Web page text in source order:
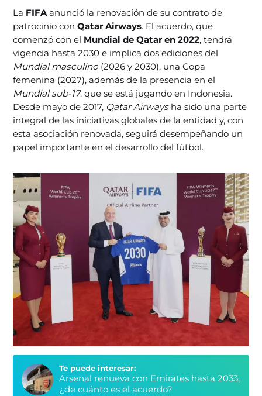
La FIFA anunció la renovación de su contrato de
patrocinio conQatar Airways. El acuerdo, que
comenzó con el Mundial de Qatar en 2022, tendrá
vigencia hasta 2030 e implica dos ediciones del
Mundial masculino (2026 y 2030), una Copa
femenina (2027), además de la presencia en el
Mundial sub-17. que se está jugando en Indonesia.
Desde mayo de 2017, Qatar Airwaysha sido una parte
integral de las iniciativas globales de la entidad y, con
esta asociación renovada, seguirá desempeñando un
papel importante en el desarrollo del fútbol.
Te puede interesar:
Arsenal renueva con Emirates hasta 2033,
¿de cuánto es el acuerdo?